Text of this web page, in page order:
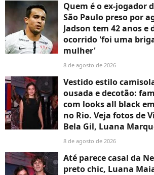
Quem é o ex-jogador
São Paulo preso por
Jadson tem 42 anos e
ocorrido 'foi uma
mulher'
8 de agosto de 2026
Vestido estilo
ousada e decotão:
com looks all black
no Rio. Veja fotos de
Bela Gil, Luana
8 de agosto de 2026
Até parece casal da
preto chic, Luana